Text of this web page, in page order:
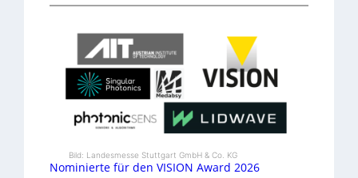
Bild: Landesmesse Stuttgart GmbH & Co. KG
Nominierte für den VISION Award 2026